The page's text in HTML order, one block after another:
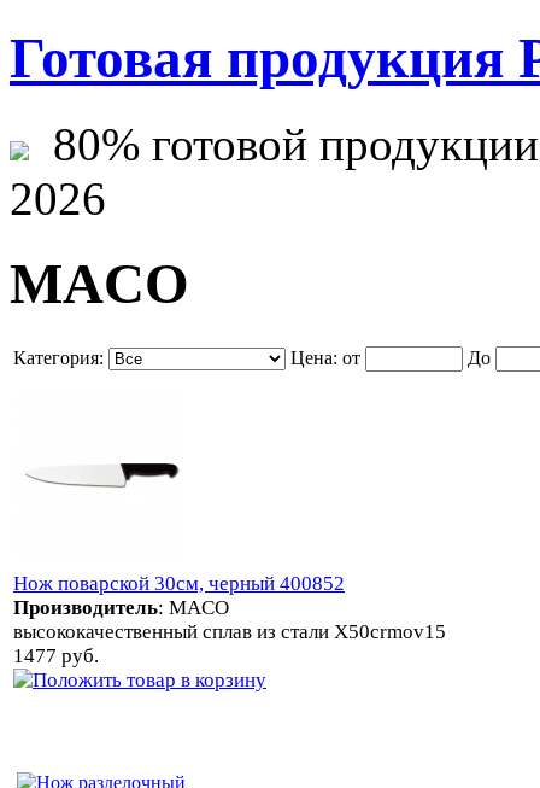
Готовая продукция
80% готовой
2026
MACO
Категория: Цена: от До
Нож поварской 30см, черный 400852
Производитель: MACO
высококачественный сплав из стали X50crmov15
1477 руб.